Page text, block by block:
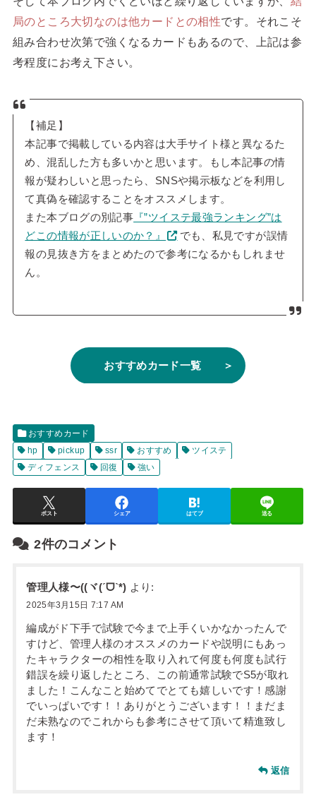
局のところ大切なのは他カードとの相性です。それこそ
組み合わせ次第で強くなるカードもあるので、上記は参
考程度にお考え下さい。
【補足】
本記事で掲載している内容は大手サイト様と異なるた
め、混乱した方も多いかと思います。もし本記事の情
報が疑わしいと思ったら、SNSや掲示板などを利用し
て真偽を確認することをオススメします。
また本ブログの別記事 『”ツイステ最強ランキング”は
どこの情報が正しいのか？』
でも、私見ですが誤情
報の見抜き方をまとめたので参考になるかもしれませ
ん。
おすすめカード一覧 ＞
おすすめカード
hp
pickup ssr おすすめ
ツイステ
ディフェンス
回復 強い
ポスト シェア はてブ 送る
2件のコメント
管理人様〜((ヾ(ˊᗜˋ*) より:
2025年3月15日 7:17 AM
編成がド下手で試験で今まで上手くいかなかったんで
すけど、管理人様のオススメのカードや説明にもあっ
たキャラクターの相性を取り入れて何度も何度も試行
錯誤を繰り返したところ、この前通常試験でS5が取れ
ました！こんなこと始めてでとても嬉しいです！感謝
でいっぱいです！！ありがとうございます！！まだま
だ未熟なのでこれからも参考にさせて頂いて精進致し
ます！
返信